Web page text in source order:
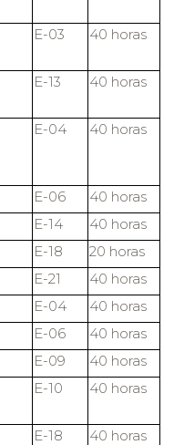
E-03 40 horas
E-13 40 horas
E-04 40 horas
E-06
40 horas
E-14
40 horas
E-18
20 horas
E-21
40 horas
E-04
40 horas
E-06
40 horas
E-09
40 horas
E-10 40 horas
E-18
40 horas